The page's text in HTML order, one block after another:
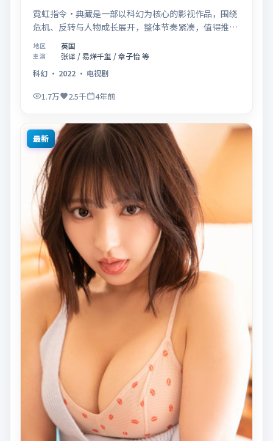
霓虹指令·典藏是一部以科幻为核心的影视作品，围绕
危机、反转与人物成长展开，整体节奏紧凑，值得推荐
观看。
地区 英国
主演
张译 / 易烊千玺 / 章子怡 等
科幻 · 2022 · 电视剧
1.7万 2.5千 4年前
最新